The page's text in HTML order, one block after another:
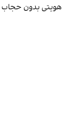
هویتی بدون